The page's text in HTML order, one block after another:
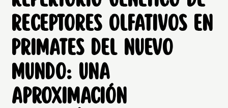
RECEPTORES OLFATIVOS EN
PRIMATES DEL NUEVO
MUNDO: UNA
APROXIMACIÓN